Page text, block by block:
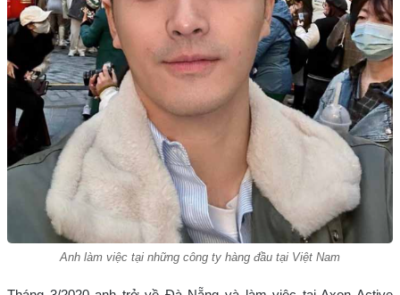
Anh làm việc tại những công ty hàng đầu tại Việt Nam